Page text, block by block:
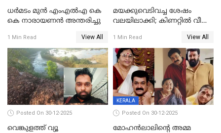
ധർമടം മുൻ എംഎല്‍എ കെ
കെ നാരായണന്‍ അന്തരിച്ചു
1 Min Read View All
മയക്കുവെടിവച്ച ശേഷം
വലയിലാക്കി; കിണറ്റിൽ വീണ
1 Min Read View All
Posted On 30-12-2025
വെങ്കുളത്ത് വ്യൂ
KERALA
Posted On 30-12-2025
മോഹന്‍ലാലിന്‍റെ അമ്മ